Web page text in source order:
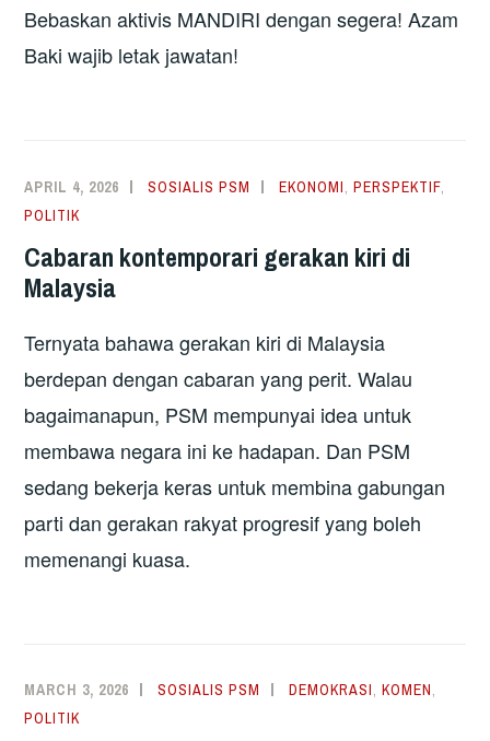
Bebaskan aktivis MANDIRI dengan segera! Azam
Baki wajib letak jawatan!
APRIL 4, 2026 SOSIALIS PSM EKONOMI,PERSPEKTIF,
POLITIK
Cabaran kontemporari gerakan kiri di
Malaysia
Ternyata bahawa gerakan kiri di Malaysia
berdepan dengan cabaran yang perit. Walau
bagaimanapun, PSM mempunyai idea untuk
membawa negara ini ke hadapan. Dan PSM
sedang bekerja keras untuk membina gabungan
parti dan gerakan rakyat progresif yang boleh
memenangi kuasa.
MARCH 3, 2026 SOSIALIS PSM DEMOKRASI,KOMEN,
POLITIK